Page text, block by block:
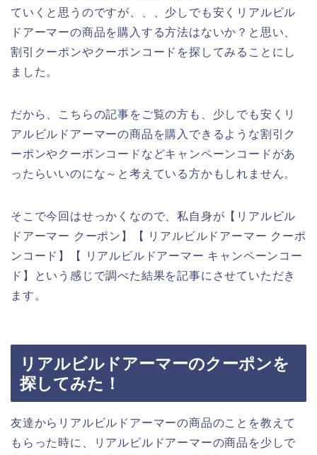
ていくと思うのですが、、、少しでも安くリアルビル
ドアーマーの商品を購入する方法はないか？と思い、
割引クーポンやクーポンコードを探してみることにし
ました。
だから、こちらの記事をご覧の方も、少しでも安くリ
アルビルドアーマーの商品を購入できるような割引ク
ーポンやクーポンコードなどキャンペーンコードがあ
ったらいいのにな～と考えている方かもしれません。
そこで今回はせっかくなので、私自身が【リアルビル
ドアーマー クーポン】【 リアルビルドアーマー クーポ
ンコード】【 リアルビルドアーマー キャンペーンコー
ド】という感じで調べた結果を記事にさせていただき
ます。
リアルビルドアーマーのクーポンを
探してみた！
友達からリアルビルドアーマーの商品のことを教えて
もらった時に、リアルビルドアーマーの商品を少しで